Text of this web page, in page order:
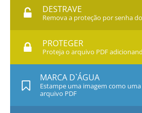
DESTRAVE
Remova a proteção por senha
PROTEGER
Proteja o arquivo PDF
MARCA D`ÁGUA
Estampe uma imagem como
arquivo PDF